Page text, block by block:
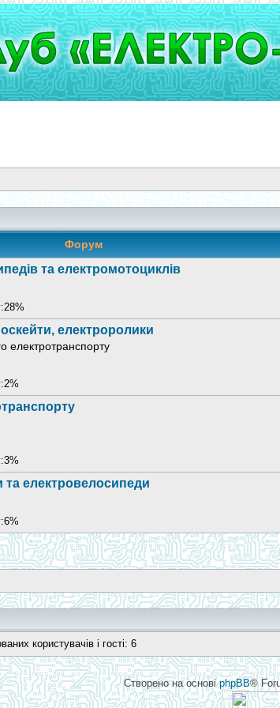
Форум
та електромотоциклів
електроролики
електротранспорту
електровелосипеди
користувачів і гості: 6
Створено на основіphpBB®